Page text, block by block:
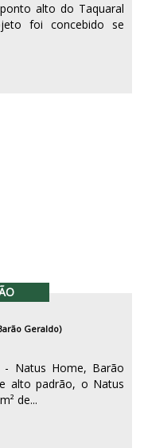
alto do Taquaral
foi concebido se
Geraldo)
- Natus Home, Barão
alto padrão, o Natus
de...